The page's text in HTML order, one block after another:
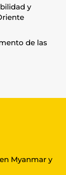
y
de las
Myanmar y